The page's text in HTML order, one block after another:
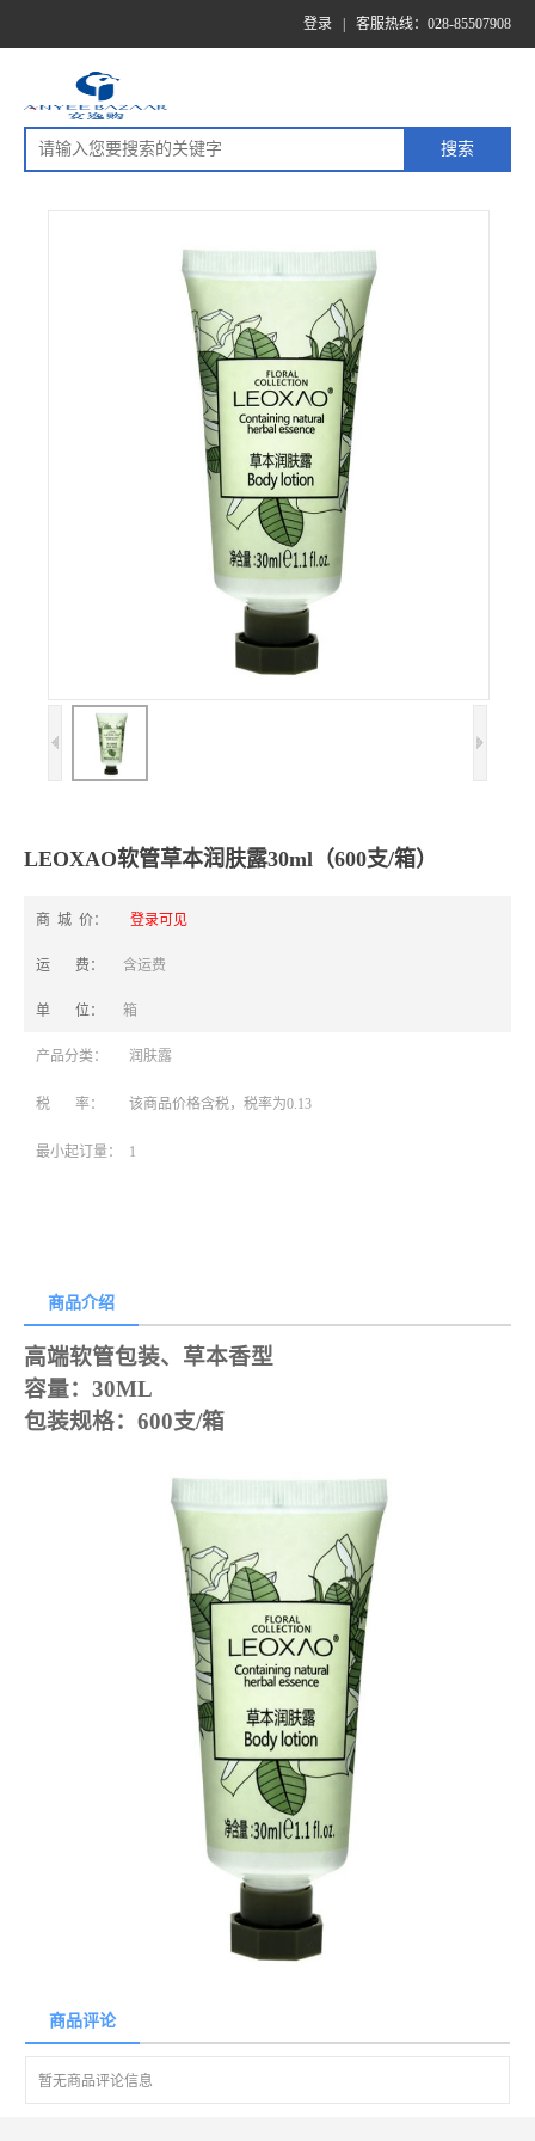
登录 客服热线：028-85507908
LEOXAO软管草本润肤露30ml（600支/箱）
商 城 价： 登录可见
运 费： 含运费
单 位： 箱
产品分类： 润肤露
税 率： 该商品价格含税，税率为0.13
最小起订量： 1
商品介绍
高端软管包装、草本香型
容量： 30ML
包装规格： 600支/箱
商品评论
暂无商品评论信息